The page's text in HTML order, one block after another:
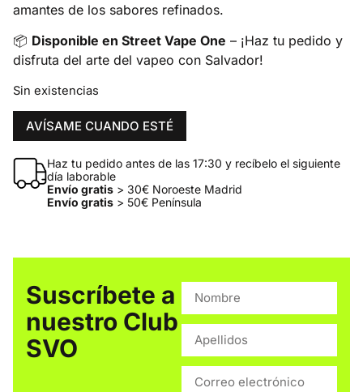
amantes de los sabores refinados.
📦 Disponible en Street Vape One – ¡Haz tu pedido y
disfruta del arte del vapeo con Salvador!
Sin existencias
AVÍSAME CUANDO ESTÉ
Haz tu pedido antes de las 17:30 y recíbelo el siguiente
día laborable
Envío gratis> 30€ Noroeste Madrid
Envío gratis> 50€ Península
Suscríbete a
nuestro Club
SVO